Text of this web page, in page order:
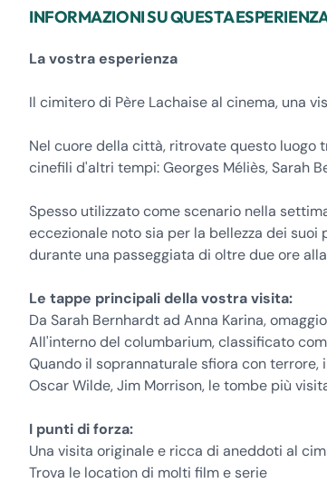
INFORMAZIONI SU QUESTA
La vostra esperienza
Il cimitero di Père Lachaise al cinema, una
Nel cuore della città, ritrovate questo luogo
cinefili d'altri tempi: Georges Méliès, Sarah
Spesso utilizzato come scenario nella
eccezionale noto sia per la bellezza dei
durante una passeggiata di oltre due ore
Le tappe principali della vostra visita:
Da Sarah Bernhardt ad Anna Karina,
All'interno del columbarium, classificato
Quando il soprannaturale sfiora con
Oscar Wilde, Jim Morrison, le tombe più
I punti di forza:
Una visita originale e ricca di aneddoti al
Trova le location di molti film e serie